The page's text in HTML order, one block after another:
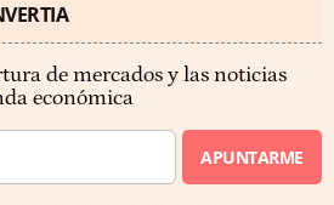
de mercados y las noticias
económica
APUNTARME